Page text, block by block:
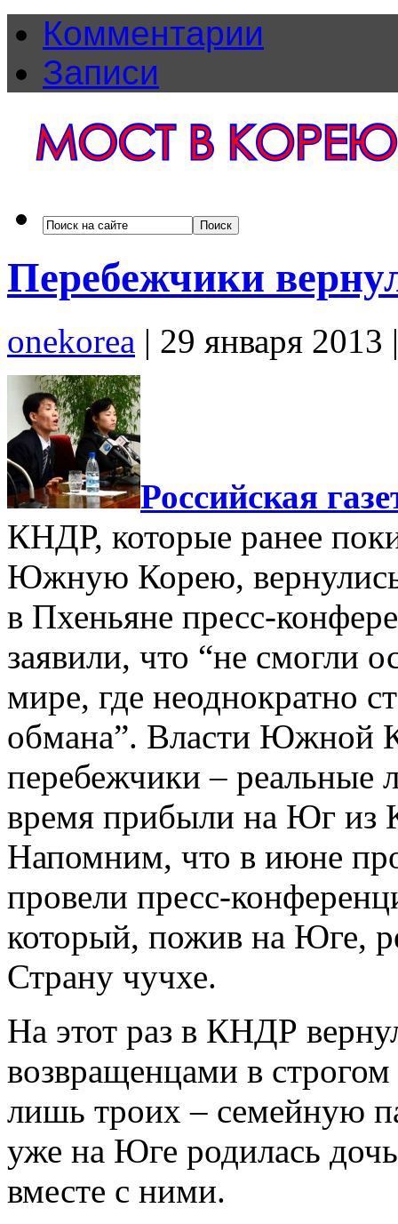
Комментарии
Записи
Перебежчики
onekorea | 29 января 2013
Российская
КНДР, которые ранее
Южную Корею,
в Пхеньяне пресс-
заявили, что “не смогли
мире, где неоднократно
обмана”. Власти Южной
перебежчики – реальные
время прибыли на Юг из
Напомним, что в июне
провели пресс-
который, пожив на Юге,
Страну чучхе.
На этот раз в КНДР
возвращенцами в
лишь троих – семейную
уже на Юге родилась
вместе с ними.